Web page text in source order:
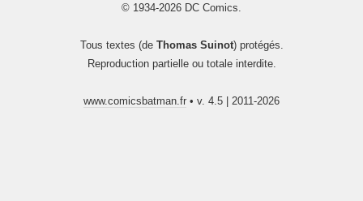
© 1934-2026 DC Comics.
Tous textes (de Thomas Suinot) protégés.
Reproduction partielle ou totale interdite.
www.comicsbatman.fr • v. 4.5 | 2011-2026